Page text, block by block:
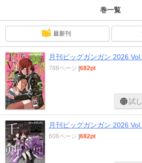
巻一覧
最新刊
月刊ビッグガンガン 2026
788ページ 682pt
試
月刊ビッグガンガン 2026
608ページ 682pt